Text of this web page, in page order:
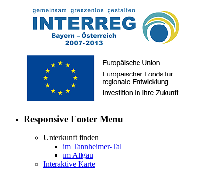
Responsive Footer Menu
Unterkunft finden
im Tannheimer-Tal
im Allgäu
Interaktive Karte